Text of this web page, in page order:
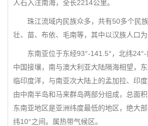
人石入注南海，全长2214公里。
珠江流域内民族众多，共有50多个民族
壮、苗、布依、毛南等，其中以汉族人口为
东南亚位于东经93°-141.5°，北纬24°-
中国接壤，南与澳大利亚大陆隔海相望，
临印度洋，与南亚次大陆上的孟加拉、印
由中南半岛和马来群岛两部分组成，总面积
东南亚地区是亚洲纬度最低的地区，绝大
纬10°之间。属热带气候区。